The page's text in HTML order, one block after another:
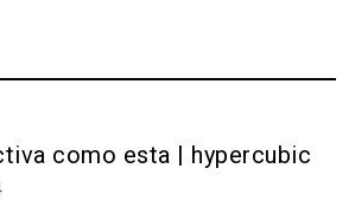
como esta | hypercubic